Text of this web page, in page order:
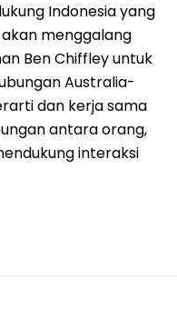
Indonesia yang
menggalang
Ben Chiffley untuk
Australia-
dan kerja sama
antara orang,
interaksi